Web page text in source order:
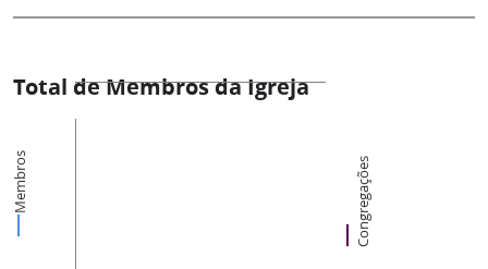
Total de Membros da Igreja
Membros Congregações